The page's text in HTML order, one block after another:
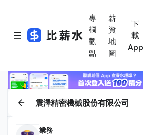
專
欄
觀
點
薪
資
地
圖
下
載
App
震澤精密機械股份有限公司
業務